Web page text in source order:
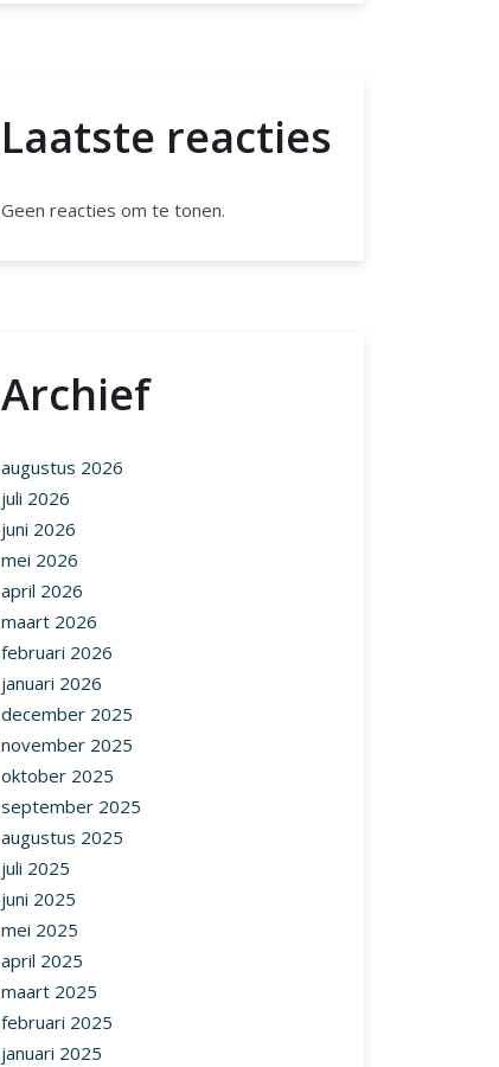
Laatste reacties
Geen reacties om te tonen.
Archief
augustus 2026
juli 2026
juni 2026
mei 2026
april 2026
maart 2026
februari 2026
januari 2026
december 2025
november 2025
oktober 2025
september 2025
augustus 2025
juli 2025
juni 2025
mei 2025
april 2025
maart 2025
februari 2025
januari 2025